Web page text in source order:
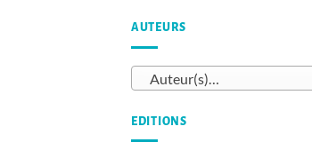
AUTEURS
Auteur(s)…
EDITIONS